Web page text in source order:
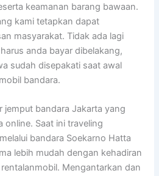
keamanan barang bawaan.
kami tetapkan dapat
masyarakat. Tidak ada lagi
anda bayar dibelakang,
sudah disepakati saat awal
bandara.
jemput bandara Jakarta yang
online. Saat ini traveling
bandara Soekarno Hatta
lebih mudah dengan kehadiran
Mengantarkan dan